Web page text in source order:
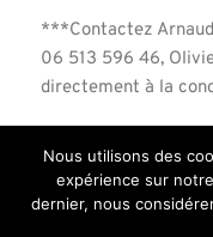
***Contactez
06 513 596 46,
directement à la
Nous utilisons des
expérience sur
dernier, nous